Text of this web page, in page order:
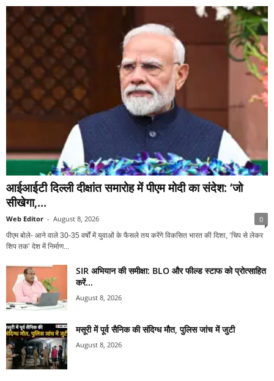
आईआईटी दिल्ली दीक्षांत समारोह में पीएम मोदी का संदेश: ‘जो
सीखेगा,...
Web Editor - August 8, 2026 0
पीएम बोले- आने वाले 30-35 वर्षों में युवाओं के फैसले तय करेंगे विकसित भारत की दिशा, ‘चिप से लेकर
शिप तक’ देश में निर्माण...
SIR अभियान की समीक्षा: BLO और फील्ड स्टाफ को प्रोत्साहित
करें...
August 8, 2026
मसूरी में पूर्व सैनिक की संदिग्ध मौत, पुलिस जांच में जुटी
August 8, 2026